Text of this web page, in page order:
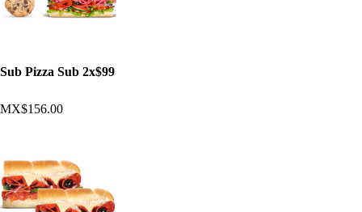
Sub Pizza Sub 2x$99
MX$156.00